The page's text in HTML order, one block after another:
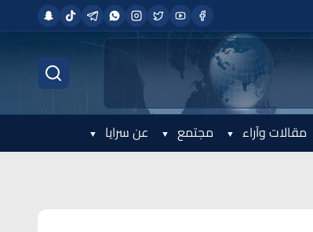
مقالات وآراء مجتمع عن سرايا